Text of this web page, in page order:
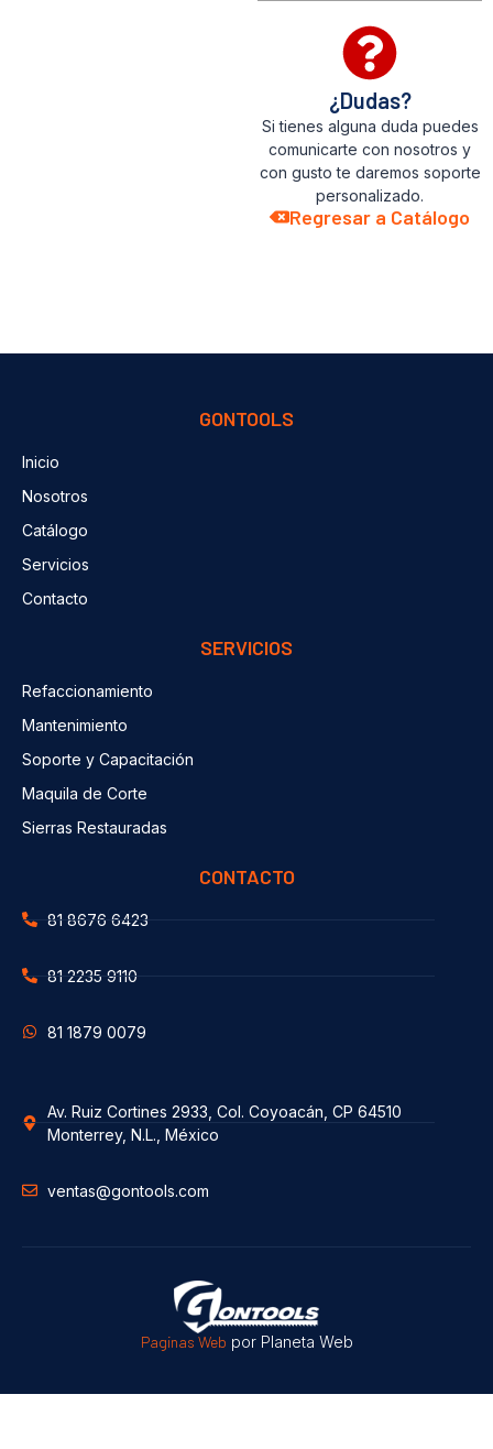
¿Dudas?
Si tienes alguna duda puedes
comunicarte con nosotros y
con gusto te daremos soporte
personalizado.
Regresar a Catálogo
GONTOOLS
Inicio
Nosotros
Catálogo
Servicios
Contacto
SERVICIOS
Refaccionamiento
Mantenimiento
Soporte y Capacitación
Maquila de Corte
Sierras Restauradas
CONTACTO
81 8676 6423
81 2235 9110
81 1879 0079
Av. Ruiz Cortines 2933, Col. Coyoacán, CP 64510
Monterrey, N.L., México
ventas@gontools.com
Paginas Web por Planeta Web